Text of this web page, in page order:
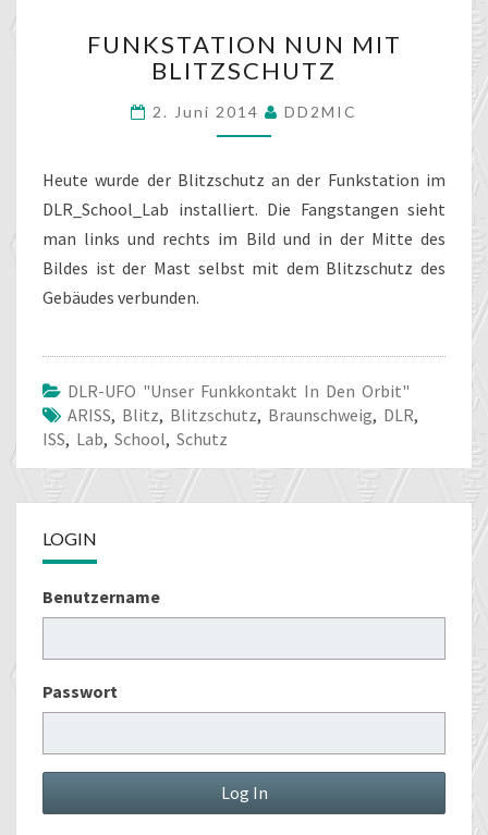
NUN
MIT
FUNKSTATION NUN MIT
BLITZSCHUTZ
2. Juni 2014 DD2MIC
Heute wurde der Blitzschutz an der Funkstation im
DLR_School_Lab installiert. Die Fangstangen sieht
man links und rechts im Bild und in der Mitte des
Bildes ist der Mast selbst mit dem Blitzschutz des
Gebäudes verbunden.
DLR-UFO "unser Funkkontakt In Den Orbit"
ARISS, Blitz, Blitzschutz, Braunschweig, DLR,
ISS, Lab, School, Schutz
LOGIN
Benutzername
Passwort